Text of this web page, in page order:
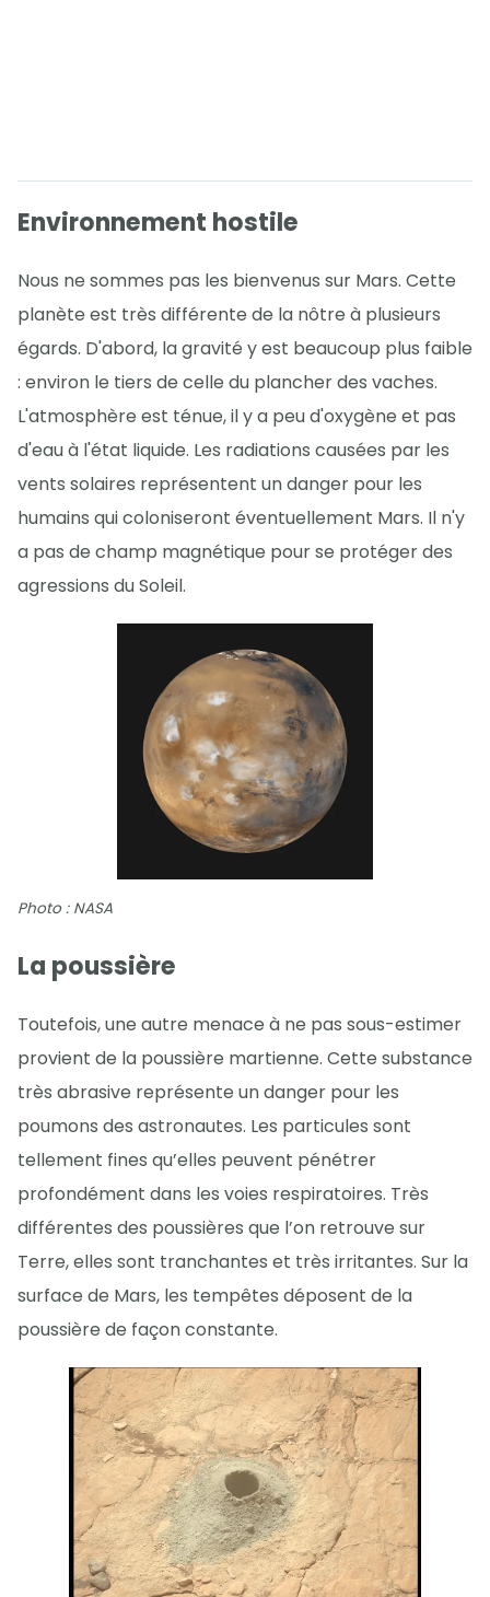
Environnement hostile
Nous ne sommes pas les bienvenus sur Mars. Cette
planète est très différente de la nôtre à plusieurs
égards. D'abord, la gravité y est beaucoup plus faible
: environ le tiers de celle du plancher des vaches.
L'atmosphère est ténue, il y a peu d'oxygène et pas
d'eau à l'état liquide. Les radiations causées par les
vents solaires représentent un danger pour les
humains qui coloniseront éventuellement Mars. Il n'y
a pas de champ magnétique pour se protéger des
agressions du Soleil.
Photo : NASA
La poussière
Toutefois, une autre menace à ne pas sous-estimer
provient de la poussière martienne. Cette substance
très abrasive représente un danger pour les
poumons des astronautes. Les particules sont
tellement fines qu’elles peuvent pénétrer
profondément dans les voies respiratoires. Très
différentes des poussières que l’on retrouve sur
Terre, elles sont tranchantes et très irritantes. Sur la
surface de Mars, les tempêtes déposent de la
poussière de façon constante.